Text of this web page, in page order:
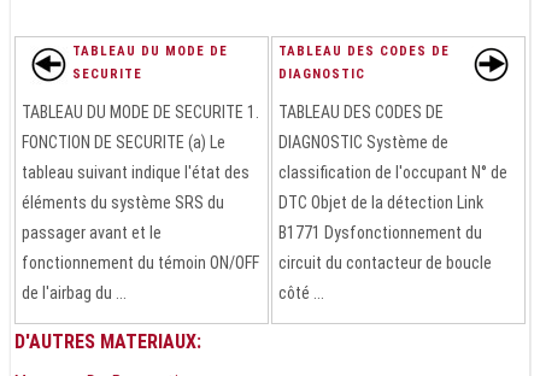
TABLEAU DU MODE DE
SECURITE
TABLEAU DU MODE DE SECURITE 1.
FONCTION DE SECURITE (a) Le
tableau suivant indique l'état des
éléments du système SRS du
passager avant et le
fonctionnement du témoin ON/OFF
de l'airbag du ...
TABLEAU DES CODES DE
DIAGNOSTIC
TABLEAU DES CODES DE
DIAGNOSTIC Système de
classification de l'occupant N° de
DTC Objet de la détection Link
B1771 Dysfonctionnement du
circuit du contacteur de boucle
côté ...
D'AUTRES MATERIAUX: